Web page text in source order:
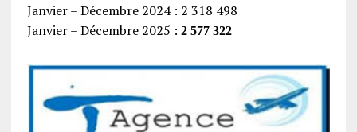
Janvier – Décembre 2024 : 2 318 498
Janvier – Décembre 2025 : 2 577 322